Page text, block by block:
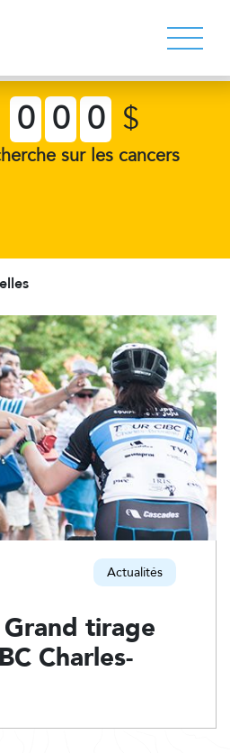
0 0 0 $
sur les cancers
Actualités
tirage
Charles-